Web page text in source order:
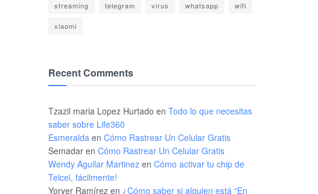
streaming telegram virus whatsapp wifi
xiaomi
Recent Comments
Tzazil maria Lopez Hurtado en Todo lo que necesitas
saber sobre Life360
Esmeralda en Cómo Rastrear Un Celular Gratis
Semadar en Cómo Rastrear Un Celular Gratis
Wendy Aguilar Martinez en Cómo activar tu chip de
Telcel, fácilmente!
Yoryer Ramírez en ¿Cómo saber si alguien está “En